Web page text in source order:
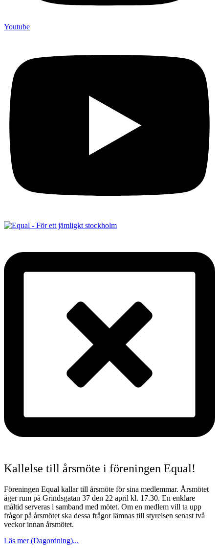
Youtube
Kallelse till årsmöte i föreningen Equal!
Föreningen Equal kallar till årsmöte för sina medlemmar. Årsmötet
äger rum på Grindsgatan 37 den 22 april kl. 17.30. En enklare
måltid serveras i samband med mötet. Om en medlem vill ta upp
frågor på årsmötet ska dessa frågor lämnas till styrelsen senast två
veckor innan årsmötet.
Läs mer (Dagordning)...